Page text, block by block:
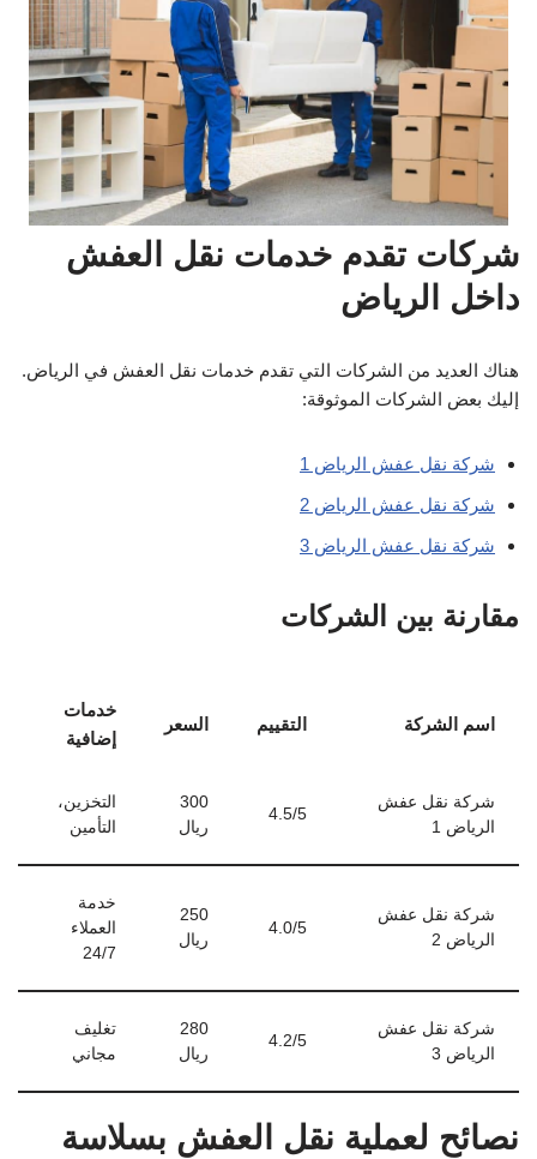
شركات تقدم خدمات نقل العفش
داخل الرياض
هناك العديد من الشركات التي تقدم خدمات نقل العفش في الرياض.
إليك بعض الشركات الموثوقة:
شركة نقل عفش الرياض 1
شركة نقل عفش الرياض 2
شركة نقل عفش الرياض 3
مقارنة بين الشركات
اسم الشركة التقييم السعر
خدمات
إضافية
شركة نقل عفش
الرياض 1
4.5/5
300
ريال
التخزين،
التأمين
شركة نقل عفش
الرياض 2
4.0/5
250
ريال
خدمة
العملاء
24/7
شركة نقل عفش
الرياض 3
4.2/5
280
ريال
تغليف
مجاني
نصائح لعملية نقل العفش بسلاسة